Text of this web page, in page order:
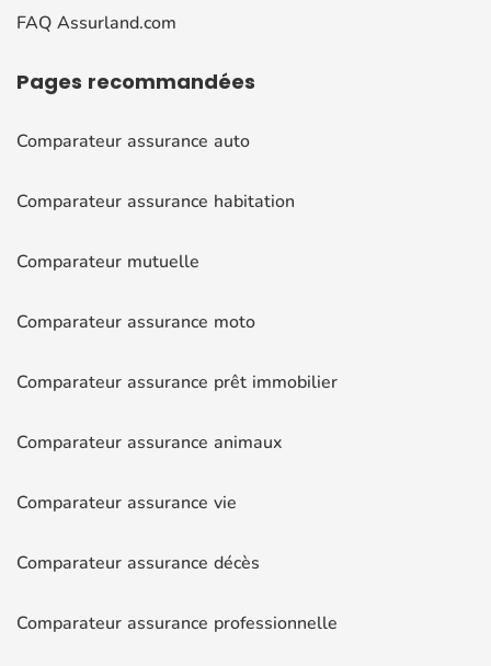
FAQ Assurland.com
Pages recommandées
Comparateur assurance auto
Comparateur assurance habitation
Comparateur mutuelle
Comparateur assurance moto
Comparateur assurance prêt immobilier
Comparateur assurance animaux
Comparateur assurance vie
Comparateur assurance décès
Comparateur assurance professionnelle